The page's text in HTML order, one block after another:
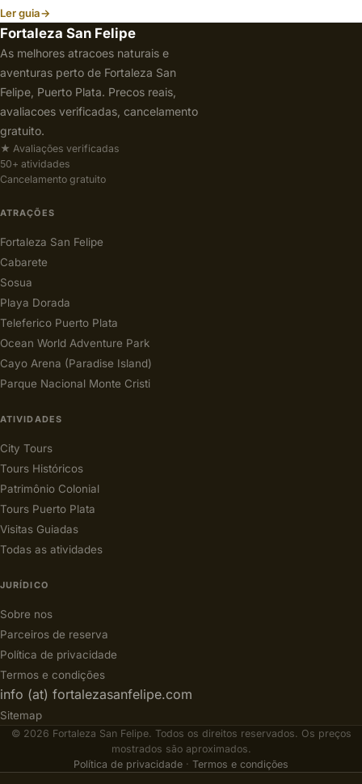
Ler guia→
Fortaleza San Felipe
As melhores atracoes naturais e
aventuras perto de Fortaleza San
Felipe, Puerto Plata. Precos reais,
avaliacoes verificadas, cancelamento
gratuito.
★ Avaliações verificadas
50+ atividades
Cancelamento gratuito
ATRAÇÕES
Fortaleza San Felipe
Cabarete
Sosua
Playa Dorada
Teleferico Puerto Plata
Ocean World Adventure Park
Cayo Arena (Paradise Island)
Parque Nacional Monte Cristi
ATIVIDADES
City Tours
Tours Históricos
Patrimônio Colonial
Tours Puerto Plata
Visitas Guiadas
Todas as atividades
JURÍDICO
Sobre nos
Parceiros de reserva
Política de privacidade
Termos e condições
info (at) fortalezasanfelipe.com
Sitemap
© 2026 Fortaleza San Felipe. Todos os direitos reservados. Os preços
mostrados são aproximados.
Política de privacidade · Termos e condições